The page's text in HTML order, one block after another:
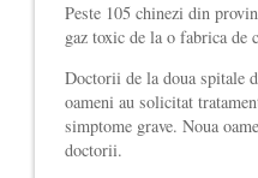
Peste 105 chinezi din
gaz toxic de la o fabrica de
Doctorii de la doua spitale
oameni au solicitat
simptome grave. Noua
doctorii.